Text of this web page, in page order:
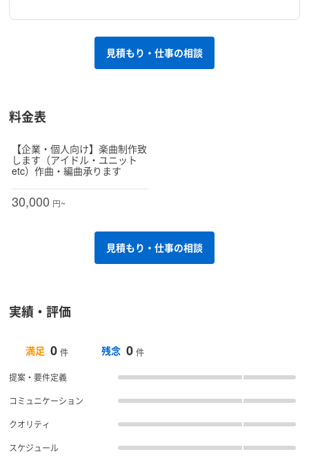
見積もり・仕事の相談
料金表
【企業・個人向け】楽曲制作致
します（アイドル・ユニット
etc）作曲・編曲承ります
30,000 円~
見積もり・仕事の相談
実績・評価
満足 0 件 残念 0 件
提案・要件定義
コミュニケーション
クオリティ
スケジュール